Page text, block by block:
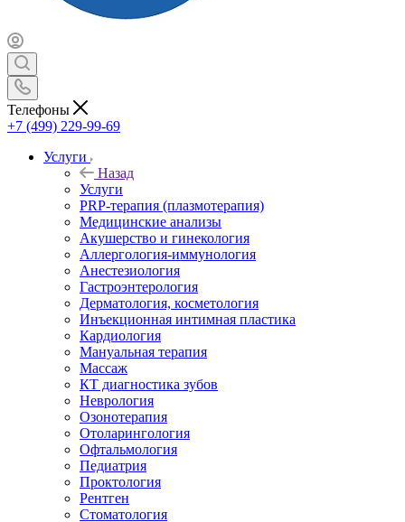
Телефоны
+7 (499) 229-99-69
Услуги
Назад
Услуги
PRP-терапия (плазмотерапия)
Медицинские анализы
Акушерство и гинекология
Аллергология-иммунология
Анестезиология
Гастроэнтерология
Дерматология, косметология
Инъекционная интимная пластика
Кардиология
Мануальная терапия
Массаж
КТ диагностика зубов
Неврология
Озонотерапия
Отоларингология
Офтальмология
Педиатрия
Проктология
Рентген
Стоматология